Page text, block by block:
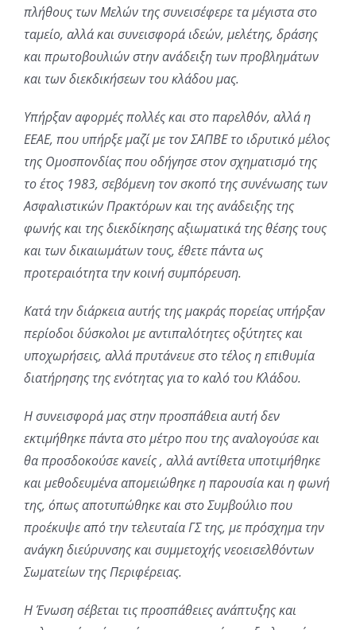
πλήθους των Μελών της συνεισέφερε τα μέγιστα στο
ταμείο, αλλά και συνεισφορά ιδεών, μελέτης, δράσης
και πρωτοβουλιών στην ανάδειξη των προβλημάτων
και των διεκδικήσεων του κλάδου μας.
Υπήρξαν αφορμές πολλές και στο παρελθόν, αλλά η
ΕΕΑΕ, που υπήρξε μαζί με τον ΣΑΠΒΕ το ιδρυτικό μέλος
της Ομοσπονδίας που οδήγησε στον σχηματισμό της
το έτος 1983, σεβόμενη τον σκοπό της συνένωσης των
Ασφαλιστικών Πρακτόρων και της ανάδειξης της
φωνής και της διεκδίκησης αξιωματικά της θέσης τους
και των δικαιωμάτων τους, έθετε πάντα ως
προτεραιότητα την κοινή συμπόρευση.
Κατά την διάρκεια αυτής της μακράς πορείας υπήρξαν
περίοδοι δύσκολοι με αντιπαλότητες οξύτητες και
υποχωρήσεις, αλλά πρυτάνευε στο τέλος η επιθυμία
διατήρησης της ενότητας για το καλό του Κλάδου.
Η συνεισφορά μας στην προσπάθεια αυτή δεν
εκτιμήθηκε πάντα στο μέτρο που της αναλογούσε και
θα προσδοκούσε κανείς , αλλά αντίθετα υποτιμήθηκε
και μεθοδευμένα απομειώθηκε η παρουσία και ηφωνή
της, όπως αποτυπώθηκε και στο Συμβούλιο που
προέκυψε από την τελευταία ΓΣ της, με πρόσχημα την
ανάγκη διεύρυνσης και συμμετοχής νεοεισελθόντων
Σωματείων της Περιφέρειας.
Η Ένωση σέβεται τις προσπάθειες ανάπτυξης και